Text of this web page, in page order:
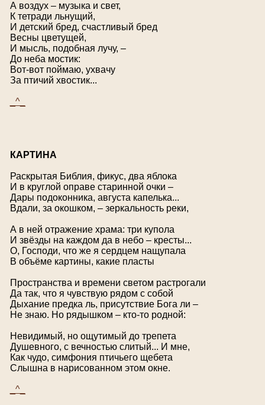
А воздух – музыка и свет,
К тетради льнущий,
И детский бред, счастливый бред
Весны цветущей,
И мысль, подобная лучу, –
До неба мостик:
Вот-вот поймаю, ухвачу
За птичий хвостик...
_^_
КАРТИНА
Раскрытая Библия, фикус, два яблока
И в круглой оправе старинной очки –
Дары подоконника, августа капелька...
Вдали, за окошком, – зеркальность реки,
А в ней отражение храма: три купола
И звёзды на каждом да в небо – кресты...
О, Господи, что же я сердцем нащупала
В объёме картины, какие пласты
Пространства и времени светом растрогали
Да так, что я чувствую рядом с собой
Дыхание предка ль, присутствие Бога ли –
Не знаю. Но рядышком – кто-то родной:
Невидимый, но ощутимый до трепета
Душевного, с вечностью слитый... И мне,
Как чудо, симфония птичьего щебета
Слышна в нарисованном этом окне.
_^_